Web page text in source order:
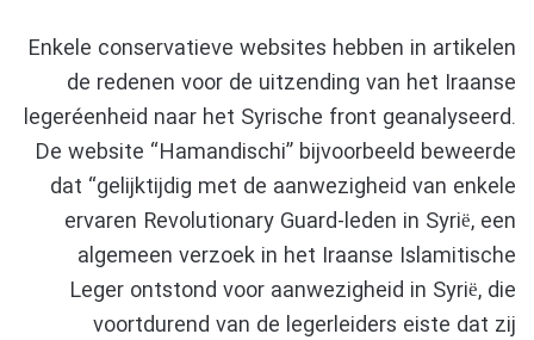
Enkele conservatieve websites hebben in artikelen
de redenen voor de uitzending van het Iraanse
legeréenheid naar het Syrische front geanalyseerd.
De website “Hamandischi” bijvoorbeeld beweerde
dat “gelijktijdig met de aanwezigheid van enkele
ervaren Revolutionary Guard-leden in Syrië, een
algemeen verzoek in het Iraanse Islamitische
Leger ontstond voor aanwezigheid in Syrië, die
voortdurend van de legerleiders eiste dat zij